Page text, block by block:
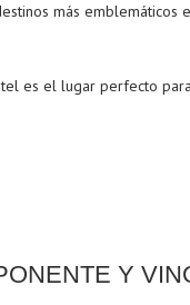
más
es el lugar perfecto
Y